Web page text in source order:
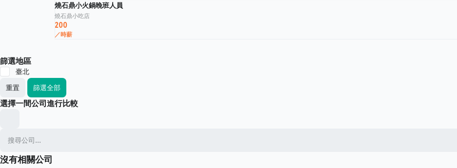
燒石鼎小火鍋晚班人員
燒石鼎小吃店
200
／時薪
篩選地區
臺北
重置
篩選全部
選擇一間公司進行比較
沒有相關公司